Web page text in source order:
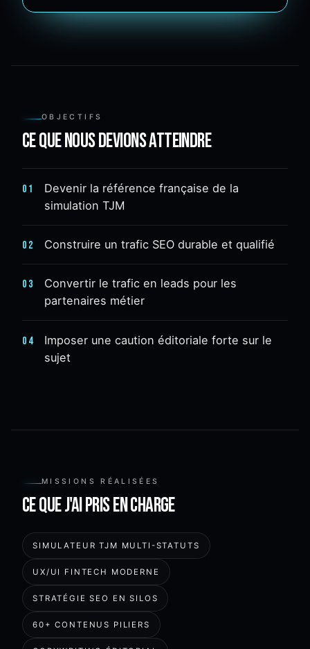
OBJECTIFS
Ce que nous devions atteindre
01
Devenir la référence française de la
simulation TJM
02 Construire un trafic SEO durable et qualifié
03
Convertir le trafic en leads pour les
partenaires métier
04
Imposer une caution éditoriale forte sur le
sujet
MISSIONS RÉALISÉES
Ce que j'ai pris en charge
SIMULATEUR TJM MULTI-STATUTS
UX/UI FINTECH MODERNE
STRATÉGIE SEO EN SILOS
60+ CONTENUS PILIERS